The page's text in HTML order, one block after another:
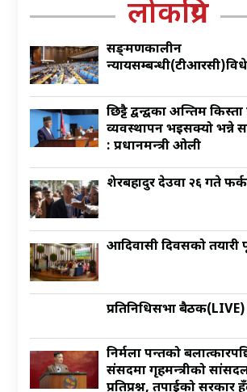
लोकप्रिय
सङ्क्रमणकालीन
छिट्टै द्वन्द्वका अन्तिम
व्यवस्थापन भइसक्यो भन्ने
: प्रधानमन्त्री ओली
शेरबहादुर देउवा २६ गते
आदिवासी दिवसको तयारी
प्रतिनिधिसभा बैठक(LIVE)
निर्मला पन्तको
संसदमा गृहमन्त्रीको
प्रतिप्रश्न, तपाईको सरकार